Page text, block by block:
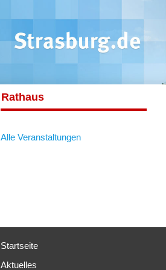
Rathaus
Alle Veranstaltungen
Startseite
Aktuelles